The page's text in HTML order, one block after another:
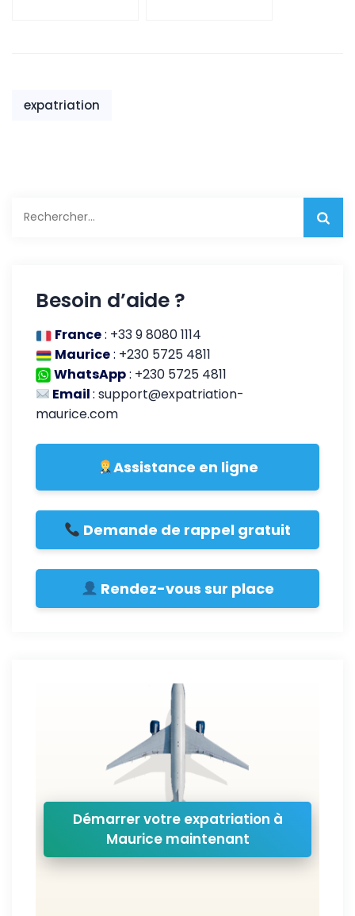
expatriation
Besoin d’aide ?
France: +33 9 8080 1114
Maurice: +230 5725 4811
WhatsApp: +230 5725 4811
Email:support@expatriation-
maurice.com
Assistance en ligne
Demande de rappel gratuit
Rendez-vous sur place
Démarrer votre expatriation à
Maurice maintenant